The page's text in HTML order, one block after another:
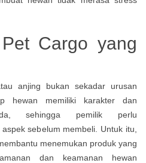
Cargo yang
anjing bukan sekadar urusan
hewan memiliki karakter dan
sehingga pemilik perlu
sebelum membeli. Untuk itu,
menemukan produk yang
dan keamanan hewan